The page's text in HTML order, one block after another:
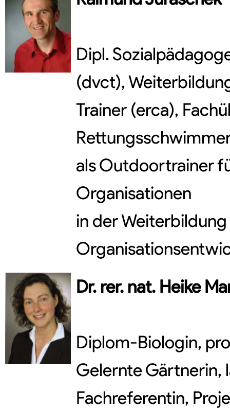
Dipl.
(dvct),
Trainer (erca),
als Outdoortrainer
Organisationen
in der
Dr. rer. nat. Heike
Diplom-Biologin,
Gelernte Gärtnerin,
Fachreferentin,